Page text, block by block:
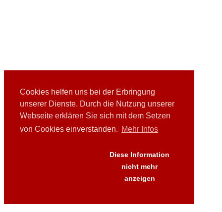
Cookies helfen uns bei der Erbringung
unserer Dienste. Durch die Nutzung unserer
Webseite erklären Sie sich mit dem Setzen
von Cookies einverstanden. Mehr Infos
Diese Information
nicht mehr
anzeigen